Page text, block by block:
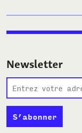
Newsletter